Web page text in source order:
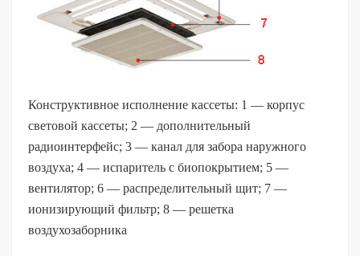
Конструктивное исполнение кассеты: 1 — корпус
световой кассеты; 2 — дополнительный
радиоинтерфейс; 3 — канал для забора наружного
воздуха; 4 — испаритель с биопокрытием; 5 —
вентилятор; 6 — распределительный щит; 7 —
ионизирующий фильтр; 8 — решетка
воздухозаборника